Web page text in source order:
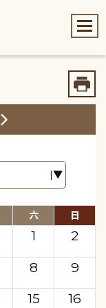
六 日
1
2
8
9
15
16